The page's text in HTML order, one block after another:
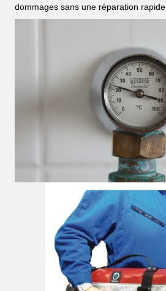
dommages sans une réparation rapide.